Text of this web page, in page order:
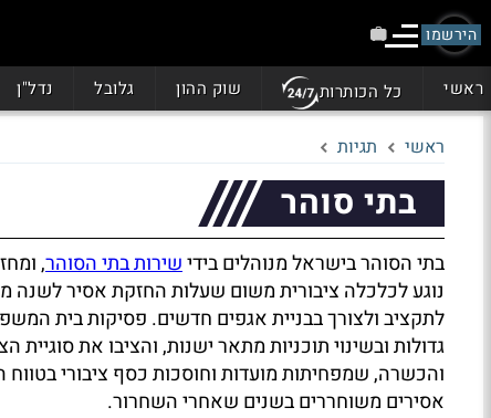
הירשמו
ראשי כל הכותרות שוק ההון גלובל נדל"ן
ראשי תגיות
בתי סוהר
בתי הסוהר בישראל מנוהלים בידישירות בתי הסוהר,
נוגע לכלכלה ציבורית משום שעלות החזקת אסיר לשנה
לתקציב ולצורך בבניית אגפים חדשים. פסיקות בית
גדולות ובשינוי תוכניות מתאר ישנות, והציבו את
והכשרה, שמפחיתות מועדות וחוסכות כסף ציבורי
אסירים משוחררים בשנים שאחרי השחרור.